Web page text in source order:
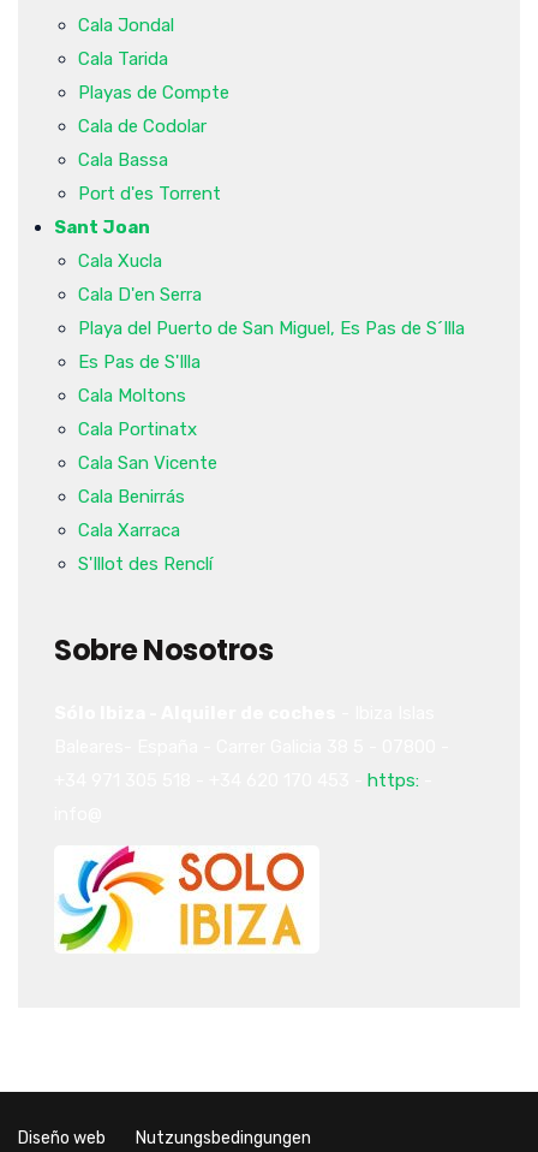
Cala Jondal
Cala Tarida
Playas de Compte
Cala de Codolar
Cala Bassa
Port d'es Torrent
Sant Joan
Cala Xucla
Cala D'en Serra
Playa del Puerto de San Miguel, Es Pas de S´Illa
Es Pas de S'Illa
Cala Moltons
Cala Portinatx
Cala San Vicente
Cala Benirrás
Cala Xarraca
S'Illot des Renclí
Sobre Nosotros
https:
Diseño web Nutzungsbedingungen